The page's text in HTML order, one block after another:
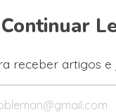
receber artigos e